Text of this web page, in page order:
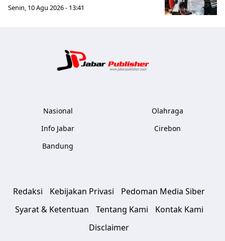
Senin, 10 Agu 2026 - 13:41
Nasional
Info Jabar
Bandung
Olahraga
Cirebon
Redaksi Kebijakan Privasi
Pedoman Media Siber
Syarat & Ketentuan
Tentang Kami
Kontak Kami
Disclaimer